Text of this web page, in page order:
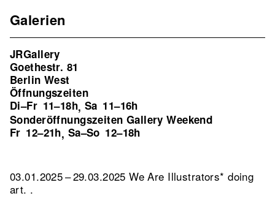
Galerien
JRGallery
Goethestr. 81
Berlin West
Öffnungszeiten
Di–Fr 11–18h, Sa 11–16h
Sonderöffnungszeiten Gallery Weekend
Fr 12–21h, Sa–So 12–18h
03.01.2025 – 29.03.2025 We Are Illustrators* doing
art. .